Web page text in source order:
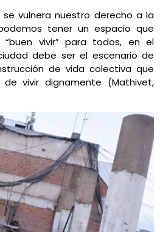
vulnera nuestro derecho a la
tener un espacio que
vivir” para todos, en el
debe ser el escenario de
de vida colectiva que
vivir dignamente (Mathivet,